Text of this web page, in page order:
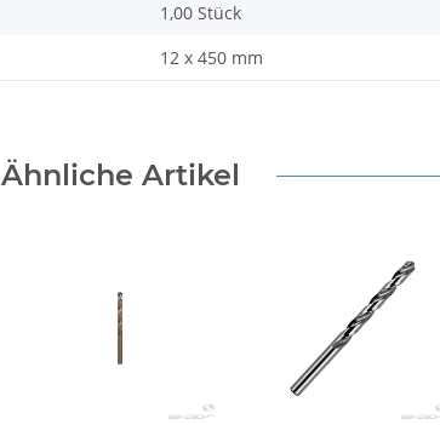
1,00 Stück
12 x 450 mm
Ähnliche Artikel